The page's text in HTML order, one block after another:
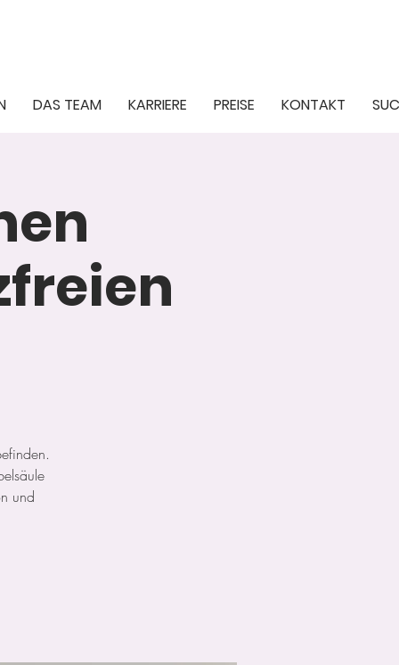
DAS TEAM KARRIERE PREISE KONTAKT
und